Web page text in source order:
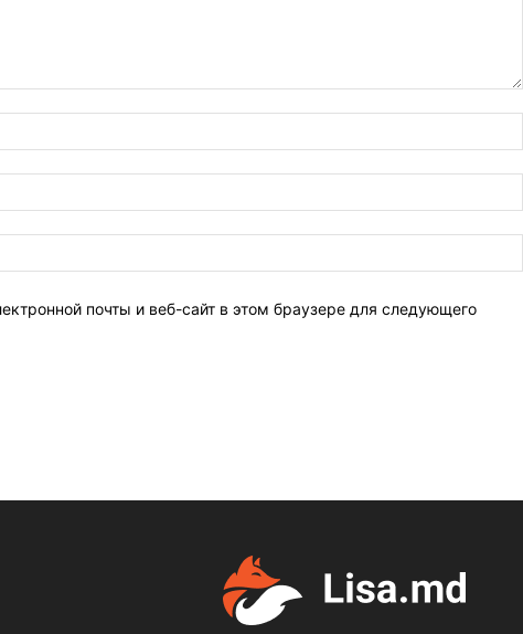
почты и веб-сайт в этом браузере для следующего